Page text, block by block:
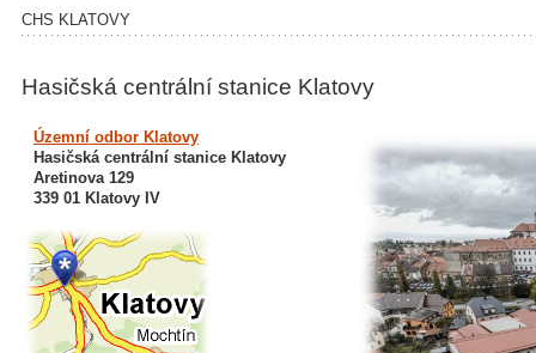
CHS KLATOVY
Hasičská centrální stanice Klatovy
Územní odbor Klatovy
Hasičská centrální stanice Klatovy
Aretinova 129
339 01 Klatovy IV